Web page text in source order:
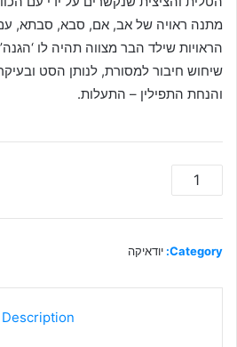
מתנה ראויה של אב, אם, סבא, סבתא,
הראויות שילד הבר מצווה תהיה לו
שיחוש חיבור למסורת, לנותן הסט
והנחת התפילין – התעלות.
ערכת
תשמישי
לבר
quantity
Category: יודאיקה
Description